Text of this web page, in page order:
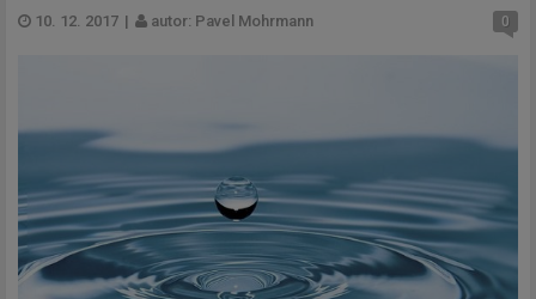
10. 12. 2017 | autor: Pavel Mohrmann 0